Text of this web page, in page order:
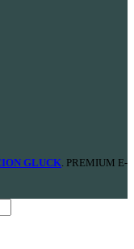
GLUCK . PREMIUM E-